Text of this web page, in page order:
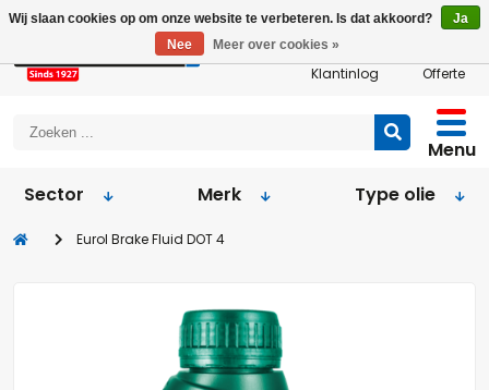
Klantinlog Offerte
Menu
Sector
Merk Type olie
Eurol Brake Fluid DOT 4
Wij slaan cookies op om onze website te verbeteren. Is dat akkoord?
Ja
Nee
Meer over cookies »